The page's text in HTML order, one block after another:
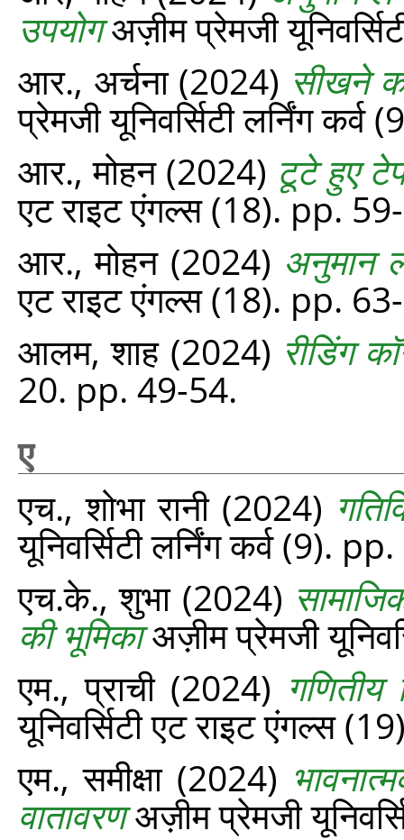
उपयोगअज़ीम प्रेमजी
आर., अर्चना(2024) सीखने
प्रेमजी यूनिवर्सिटी लर्निंग
आर., मोहन(2024) टूटे हुए
एट राइट एंगल्‍स (18). pp.
आर., मोहन(2024) अनुमान
एट राइट एंगल्‍स (18). pp.
आलम, शाह(2024) रीडिंग
20. pp. 49-54.
ए
एच., शोभा रानी(2024)
यूनिवर्सिटी लर्निंग कर्व (9).
एच.के., शुभा(2024)
की भूमिकाअज़ीम प्रेमजी
एम., प्राची(2024)
यूनिवर्सिटी एट राइट एंगल्‍स
एम., समीक्षा(2024)
वातावरणअज़ीम प्रेमजी